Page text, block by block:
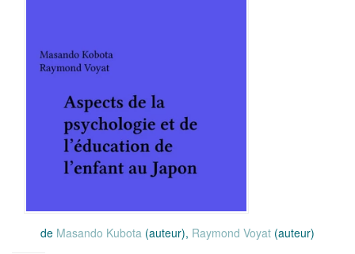
de Masando Kubota (auteur), Raymond Voyat (auteur)